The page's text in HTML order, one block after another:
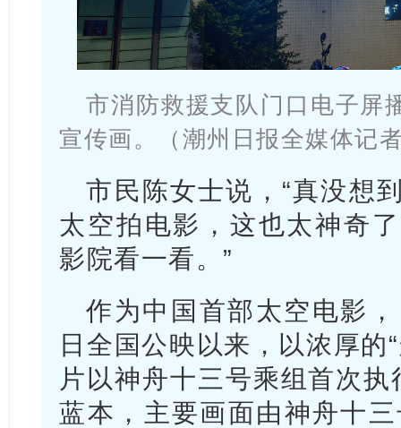
市消防救援支队门口电子屏
宣传画。（潮州日报全媒体记
市民陈女士说，“真没想
太空拍电影，这也太神奇
影院看一看。”
作为中国首部太空电影
日全国公映以来，以浓厚的
片以神舟十三号乘组首次
蓝本，主要画面由神舟十